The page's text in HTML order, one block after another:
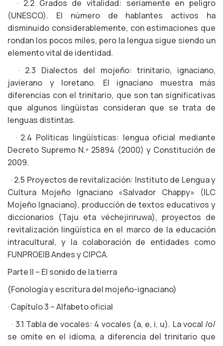
· 2.2 Grados de vitalidad: seriamente en peligro
(UNESCO). El número de hablantes activos ha
disminuido considerablemente, con estimaciones que
rondan los pocos miles, pero la lengua sigue siendo un
elemento vital de identidad.
· 2.3 Dialectos del mojeño: trinitario, ignaciano,
javierano y loretano. El ignaciano muestra más
diferencias con el trinitario, que son tan significativas
que algunos lingüistas consideran que se trata de
lenguas distintas.
· 2.4 Políticas lingüísticas: lengua oficial mediante
Decreto Supremo N.º 25894 (2000) y Constitución de
2009.
· 2.5 Proyectos de revitalización: Instituto de Lengua y
Cultura Mojeño Ignaciano «Salvador Chappy» (ILC
Mojeño Ignaciano), producción de textos educativos y
diccionarios (Taju eta véchejiriruwa), proyectos de
revitalización lingüística en el marco de la educación
intracultural, y la colaboración de entidades como
FUNPROEIB Andes y CIPCA.
Parte II – El sonido de la tierra
(Fonología y escritura del mojeño-ignaciano)
· Capítulo 3 – Alfabeto oficial
· 3.1 Tabla de vocales: 4 vocales (a, e, i, u). La vocal /o/
se omite en el idioma, a diferencia del trinitario que